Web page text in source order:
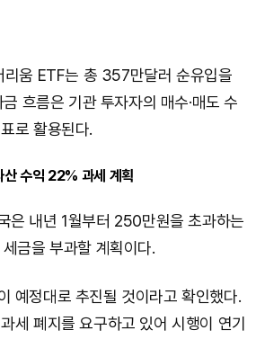
리움 ETF는 총 357만달러 순유입을
흐름은 기관 투자자의 매수·매도 수
로 활용된다.
산 수익 22% 과세 계획
은 내년 1월부터 250만원을 초과하는
금을 부과할 계획이다.
예정대로 추진될 것이라고 확인했다.
세 폐지를 요구하고 있어 시행이 연기